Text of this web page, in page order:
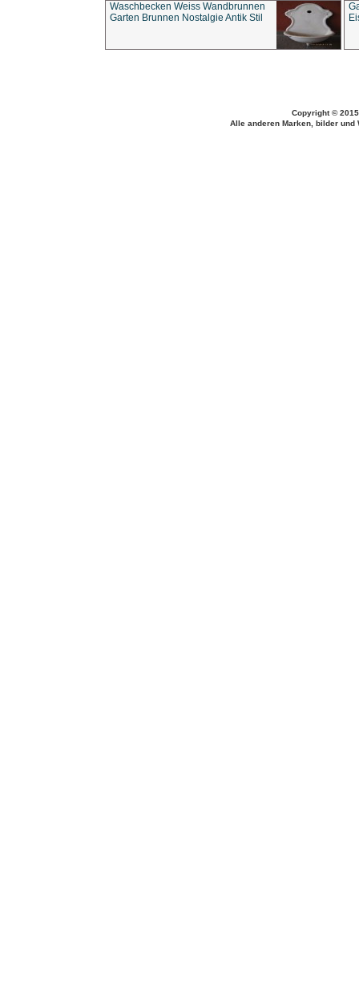
Waschbecken Weiss Wandbrunnen
Garten Brunnen Nostalgie Antik Stil
Copyright ©
Alle anderen Marken, bilder und